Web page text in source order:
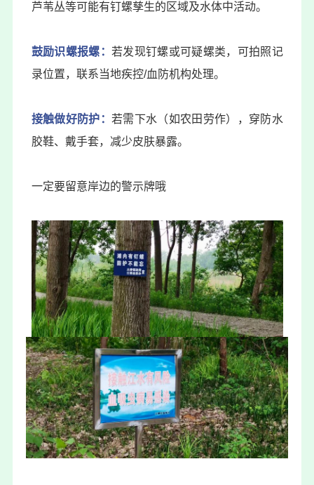
芦苇丛等可能有钉螺孳生的区域及水体中活动。
鼓励识螺报螺： 若发现钉螺或可疑螺类，可拍照记
录位置，联系当地疾控/血防机构处理。
接触做好防护： 若需下水（如农田劳作），穿防水
胶鞋、戴手套，减少皮肤暴露。
一定要留意岸边的警示牌哦